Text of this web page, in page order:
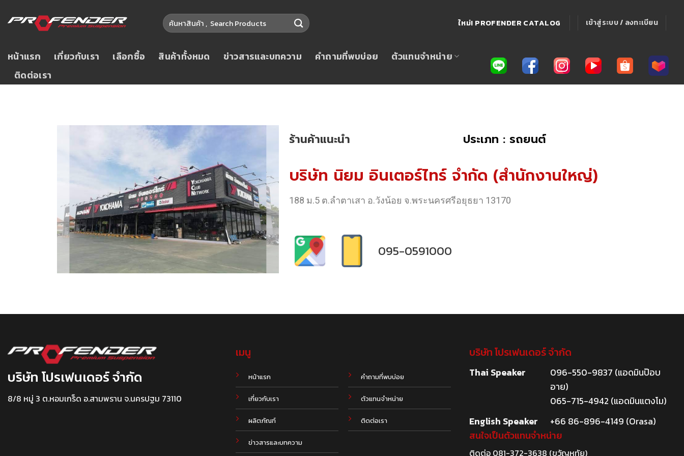
ใหม่! PROFENDER CATALOG เข้าสู่ระบบ / ลงทะเบียน
หน้าแรก เกี่ยวกับเรา เลือกซื้อ สินค้าทั้งหมด ข่าวสารและบทความ คำถามที่พบบ่อย
ตัวแทนจำหน่าย
ติดต่อเรา
ร้านค้าแนะนำ ประเภท : รถยนต์
บริษัท นิยม อินเตอร์ไทร์ จำกัด (สำนักงานใหญ่)
188 ม.5 ต.ลำตาเสา อ.วังน้อย จ.พระนครศรีอยุธยา 13170
095-0591000
บริษัท โปรเฟนเดอร์ จำกัด
8/8 หมู่ 3 ต.หอมเกร็ด อ.สามพราน จ.นครปฐม 73110
เมนู
หน้าแรก
เกี่ยวกับเรา
ผลิตภัณฑ์
ข่าวสารและบทความ
คำถามที่พบบ่อย
ตัวแทนจำหน่าย
ติดต่อเรา
บริษัท โปรเฟนเดอร์ จำกัด
Thai Speaker
096-550-9837 (แอดมินป๊อบ
อาย)
065-715-4942 (แอดมินแตงโม)
English Speaker
+66 86-896-4149 (Orasa)
สนใจเป็นตัวแทนจำหน่าย
ติดต่อ 081-372-3638 (ขวัญหทัย)